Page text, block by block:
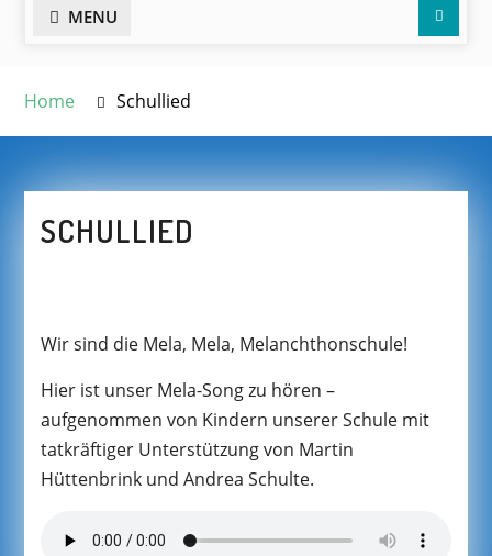
MENU
Home Schullied
SCHULLIED
Wir sind die Mela, Mela, Melanchthonschule!
Hier ist unser Mela-Song zu hören –
aufgenommen von Kindern unserer Schule mit
tatkräftiger Unterstützung von Martin
Hüttenbrink und Andrea Schulte.